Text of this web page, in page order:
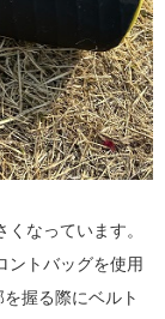
なっています。
ントバッグを使用
握る際にベルト